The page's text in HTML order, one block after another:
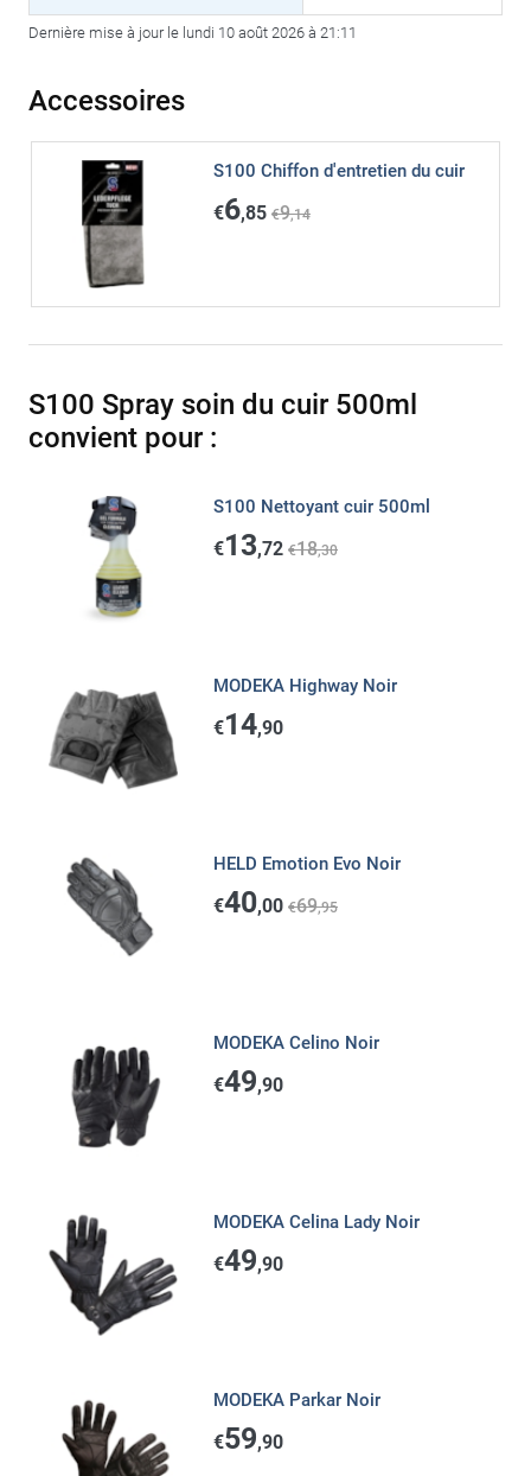
Dernière mise à jour le lundi 10 août 2026 à 21:11
Accessoires
S100 Chiffon d'entretien du cuir
€6,85 €9,14
S100 Spray soin du cuir 500ml
convient pour :
S100 Nettoyant cuir 500ml
€13,72 €18,30
MODEKA Highway Noir
€14,90
HELD Emotion Evo Noir
€40,00 €69,95
MODEKA Celino Noir
€49,90
MODEKA Celina Lady Noir
€49,90
MODEKA Parkar Noir
€59,90